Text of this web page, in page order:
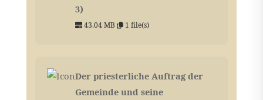
3)
43.04 MB 1 file(s)
Der priesterliche Auftrag der
Gemeinde und seine